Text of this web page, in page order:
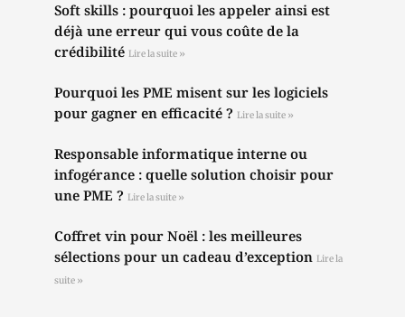
Soft skills : pourquoi les appeler ainsi est
déjà une erreur qui vous coûte de la
crédibilité Lire la suite »
Pourquoi les PME misent sur les logiciels
pour gagner en efficacité ? Lire la suite »
Responsable informatique interne ou
infogérance : quelle solution choisir pour
une PME ? Lire la suite »
Coffret vin pour Noël : les meilleures
sélections pour un cadeau d’exception Lire la
suite »